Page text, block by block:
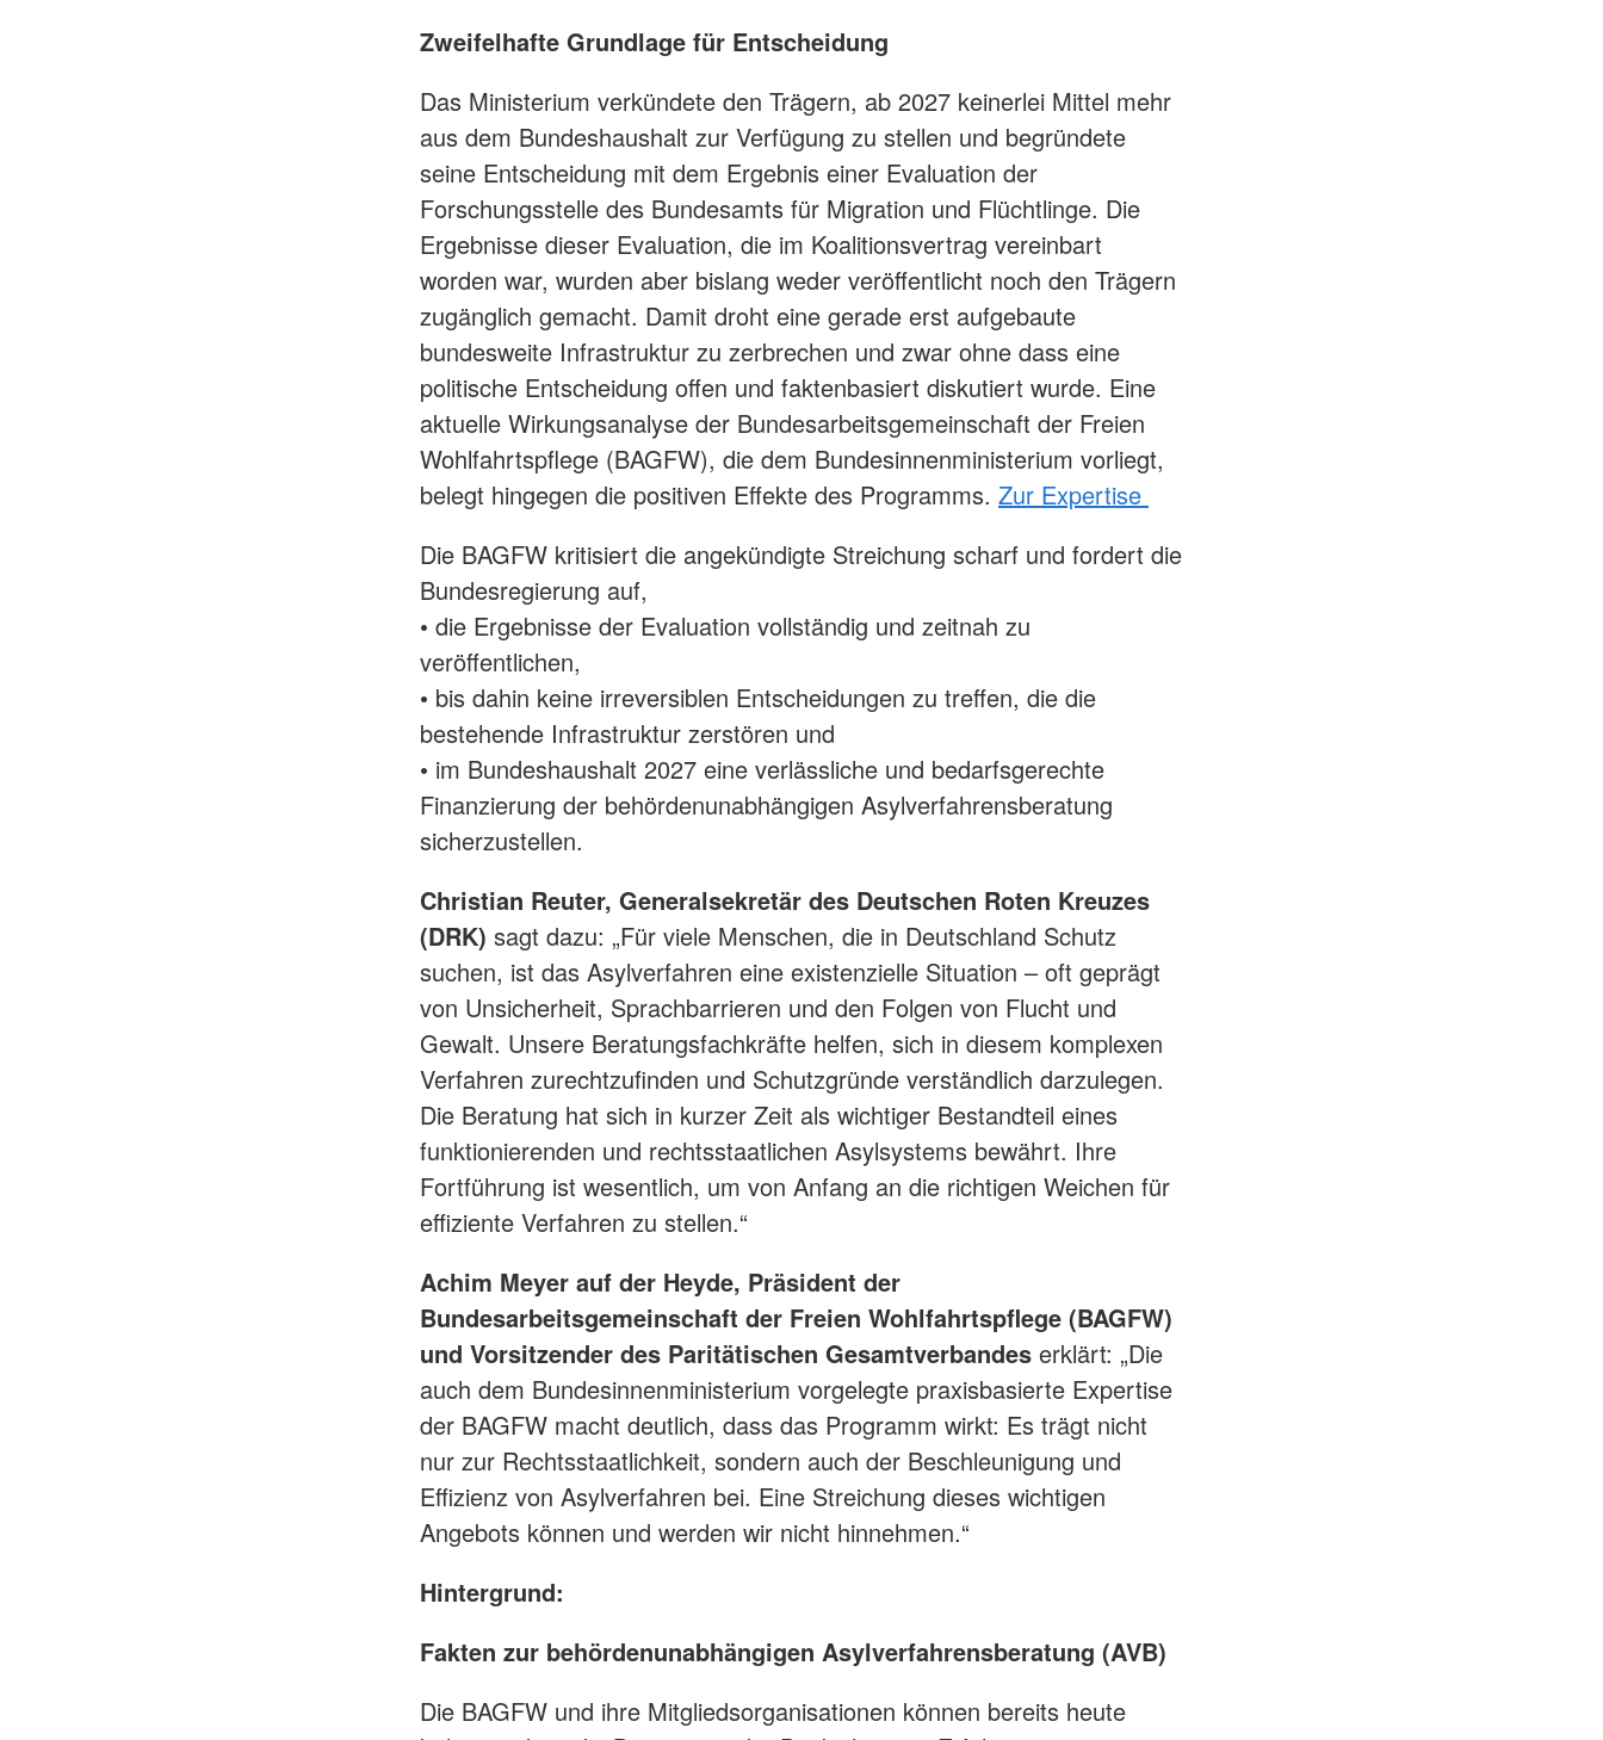
Zweifelhafte Grundlage für Entscheidung
Das Ministerium verkündete den Trägern, ab 2027 keinerlei Mittel mehr
aus dem Bundeshaushalt zur Verfügung zu stellen und begründete
seine Entscheidung mit dem Ergebnis einer Evaluation der
Forschungsstelle des Bundesamts für Migration und Flüchtlinge. Die
Ergebnisse dieser Evaluation, die im Koalitionsvertrag vereinbart
worden war, wurden aber bislang weder veröffentlicht noch den Trägern
zugänglich gemacht. Damit droht eine gerade erst aufgebaute
bundesweite Infrastruktur zu zerbrechen und zwar ohne dass eine
politische Entscheidung offen und faktenbasiert diskutiert wurde. Eine
aktuelle Wirkungsanalyse der Bundesarbeitsgemeinschaft der Freien
Wohlfahrtspflege (BAGFW), die dem Bundesinnenministerium vorliegt,
belegt hingegen die positiven Effekte des Programms. Zur Expertise
Die BAGFW kritisiert die angekündigte Streichung scharf und fordert die
Bundesregierung auf,
• die Ergebnisse der Evaluation vollständig und zeitnah zu
veröffentlichen,
• bis dahin keine irreversiblen Entscheidungen zu treffen, die die
bestehende Infrastruktur zerstören und
• im Bundeshaushalt 2027 eine verlässliche und bedarfsgerechte
Finanzierung der behördenunabhängigen Asylverfahrensberatung
sicherzustellen.
Christian Reuter, Generalsekretär des Deutschen Roten Kreuzes
(DRK) sagt dazu: „Für viele Menschen, die in Deutschland Schutz
suchen, ist das Asylverfahren eine existenzielle Situation – oft geprägt
von Unsicherheit, Sprachbarrieren und den Folgen von Flucht und
Gewalt. Unsere Beratungsfachkräfte helfen, sich in diesem komplexen
Verfahren zurechtzufinden und Schutzgründe verständlich darzulegen.
Die Beratung hat sich in kurzer Zeit als wichtiger Bestandteil eines
funktionierenden und rechtsstaatlichen Asylsystems bewährt. Ihre
Fortführung ist wesentlich, um von Anfang an die richtigen Weichen für
effiziente Verfahren zu stellen.“
Achim Meyer auf der Heyde, Präsident der
Bundesarbeitsgemeinschaft der Freien Wohlfahrtspflege (BAGFW)
und Vorsitzender des Paritätischen Gesamtverbandes erklärt: „Die
auch dem Bundesinnenministerium vorgelegte praxisbasierte Expertise
der BAGFW macht deutlich, dass das Programm wirkt: Es trägt nicht
nur zur Rechtsstaatlichkeit, sondern auch der Beschleunigung und
Effizienz von Asylverfahren bei. Eine Streichung dieses wichtigen
Angebots können und werden wir nicht hinnehmen.“
Hintergrund:
Fakten zur behördenunabhängigen Asylverfahrensberatung (AVB)
Die BAGFW und ihre Mitgliedsorganisationen können bereits heute